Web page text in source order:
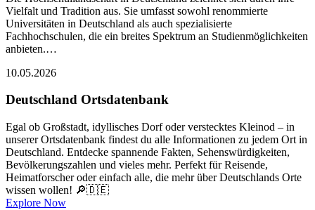
Vielfalt und Tradition aus. Sie umfasst sowohl renommierte
Universitäten in Deutschland als auch spezialisierte
Fachhochschulen, die ein breites Spektrum an Studienmöglichkeiten
anbieten.…
10.05.2026
Deutschland Ortsdatenbank
Egal ob Großstadt, idyllisches Dorf oder verstecktes Kleinod – in
unserer Ortsdatenbank findest du alle Informationen zu jedem Ort in
Deutschland. Entdecke spannende Fakten, Sehenswürdigkeiten,
Bevölkerungszahlen und vieles mehr. Perfekt für Reisende,
Heimatforscher oder einfach alle, die mehr über Deutschlands Orte
wissen wollen! 🔎🇩🇪
Explore Now